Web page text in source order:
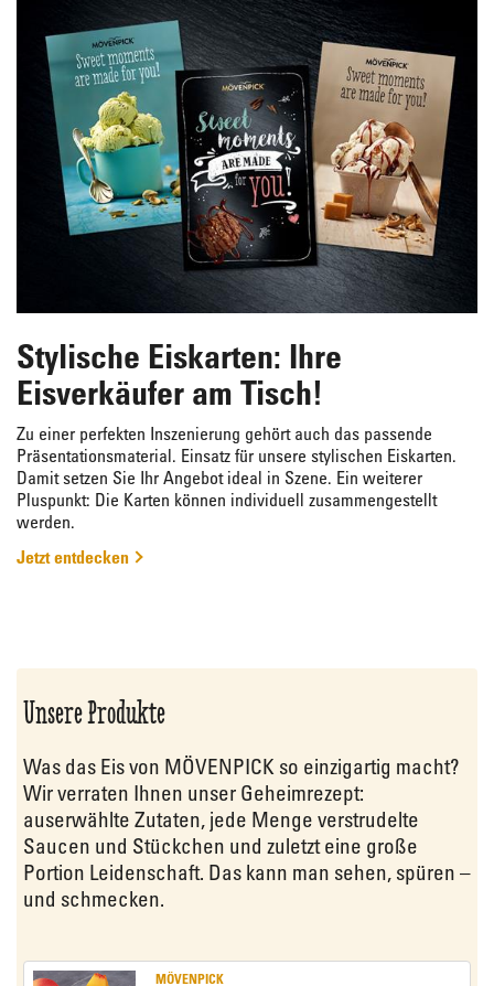
Stylische Eiskarten: Ihre
Eisverkäufer am Tisch!
Zu einer perfekten Inszenierung gehört auch das passende
Präsentationsmaterial. Einsatz für unsere stylischen Eiskarten.
Damit setzen Sie Ihr Angebot ideal in Szene. Ein weiterer
Pluspunkt: Die Karten können individuell zusammengestellt
werden.
Jetzt entdecken
Unsere Produkte
Was das Eis von MÖVENPICK so einzigartig macht?
Wir verraten Ihnen unser Geheimrezept:
auserwählte Zutaten, jede Menge verstrudelte
Saucen und Stückchen und zuletzt eine große
Portion Leidenschaft. Das kann man sehen, spüren –
und schmecken.
MÖVENPICK